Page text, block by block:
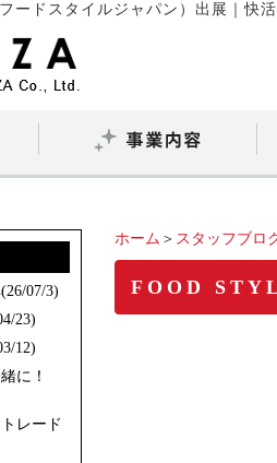
ードスタイルジャパン）出展 ｜快
ホーム ＞ スタッフブロ
FOOD
07/3)
23)
12)
に！
レード